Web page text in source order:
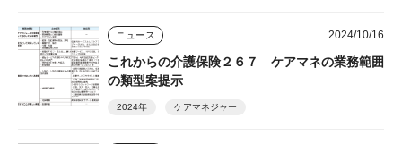
ニュース 2024/10/16
これからの介護保険２６７ ケアマネの業務範囲
の類型案提示
2024年 ケアマネジャー